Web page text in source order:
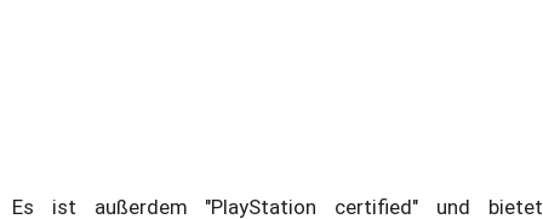
ist außerdem "PlayStation certified" und bietet